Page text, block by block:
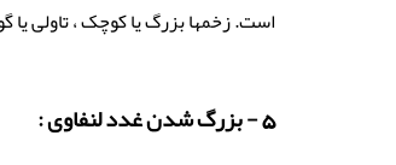
است. زخمها بزرگ یا کوچک ، تاولی
5 - بزرگ شدن غدد لنفاوی :